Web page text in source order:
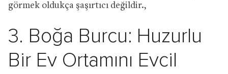
görmek oldukça şaşırtıcı değildir.,
3. Boğa Burcu: Huzurlu
Bir Ev Ortamını Evcil